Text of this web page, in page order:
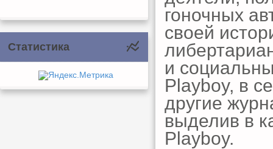
Статистика
гоночных
своей
и
Playboy, в
другие
выделив в
Playboy.